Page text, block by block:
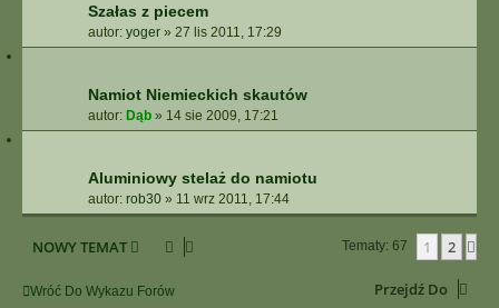
Szałas z piecem
autor: yoger » 27 lis 2011, 17:29
Namiot Niemieckich skautów
autor: Dąb » 14 sie 2009, 17:21
Aluminiowy stelaż do namiotu
autor: rob30 » 11 wrz 2011, 17:44
NOWY TEMAT Tematy: 67 1 2
Wróć Do Wykazu Forów Przejdź Do